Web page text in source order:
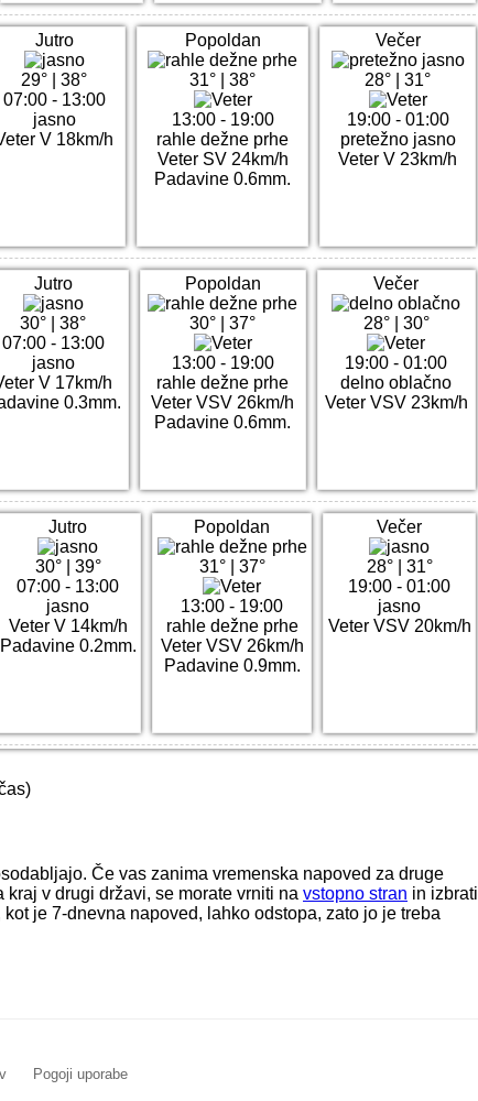
Jutro
29° |38°
07:00 - 13:00
jasno
V 18km/h
Popoldan
31° |38°
13:00 - 19:00
rahle dežne prhe
Veter SV 24km/h
Padavine 0.6mm.
Večer
28° |31°
19:00 - 01:00
pretežno jasno
Veter V 23km/h
Jutro
30° |38°
07:00 - 13:00
jasno
V 17km/h
0.3mm.
Popoldan
30° |37°
13:00 - 19:00
rahle dežne prhe
Veter VSV 26km/h
Padavine 0.6mm.
Večer
28°| 30°
19:00 - 01:00
delno oblačno
Veter VSV 23km/h
Jutro
30°| 39°
07:00 - 13:00
jasno
Veter V 14km/h
Padavine 0.2mm.
Popoldan
31°| 37°
13:00 - 19:00
rahle dežne prhe
Veter VSV 26km/h
Padavine 0.9mm.
Večer
28°| 31°
19:00 - 01:00
jasno
Veter VSV 20km/h
Če vas zanima vremenska napoved za druge
v drugi državi, se morate vrniti na vstopno stran in izbrati
je 7-dnevna napoved, lahko odstopa, zato jo je treba
Pogoji uporabe